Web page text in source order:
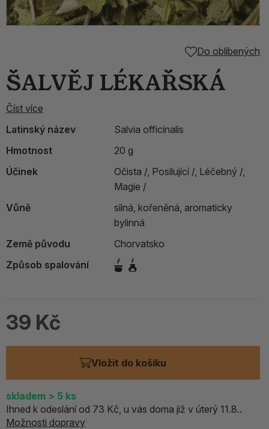
Do oblíbených
ŠALVĚJ LÉKAŘSKÁ
Číst více
Latinský název
Salvia officinalis
Hmotnost
20 g
Účinek
Očista /, Posilující /, Léčebný /,
Magie /
Vůně
silná, kořeněná, aromaticky
bylinná
Země původu
Chorvatsko
Způsob spalování
39 Kč
Vložit do košíku
skladem > 5 ks
Ihned k odeslání od 73 Kč, u vás doma již v úterý 11.8..
Možnosti dopravy